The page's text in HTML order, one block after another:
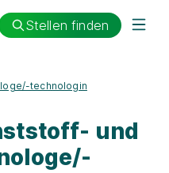
Stellen finden
technologin
und